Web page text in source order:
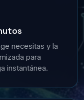
necesitas y la
para
instantánea.